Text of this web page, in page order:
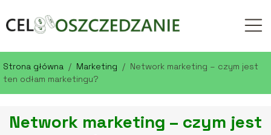
Strona główna / Marketing / Network marketing – czym jest
ten odłam marketingu?
Network marketing – czym jest